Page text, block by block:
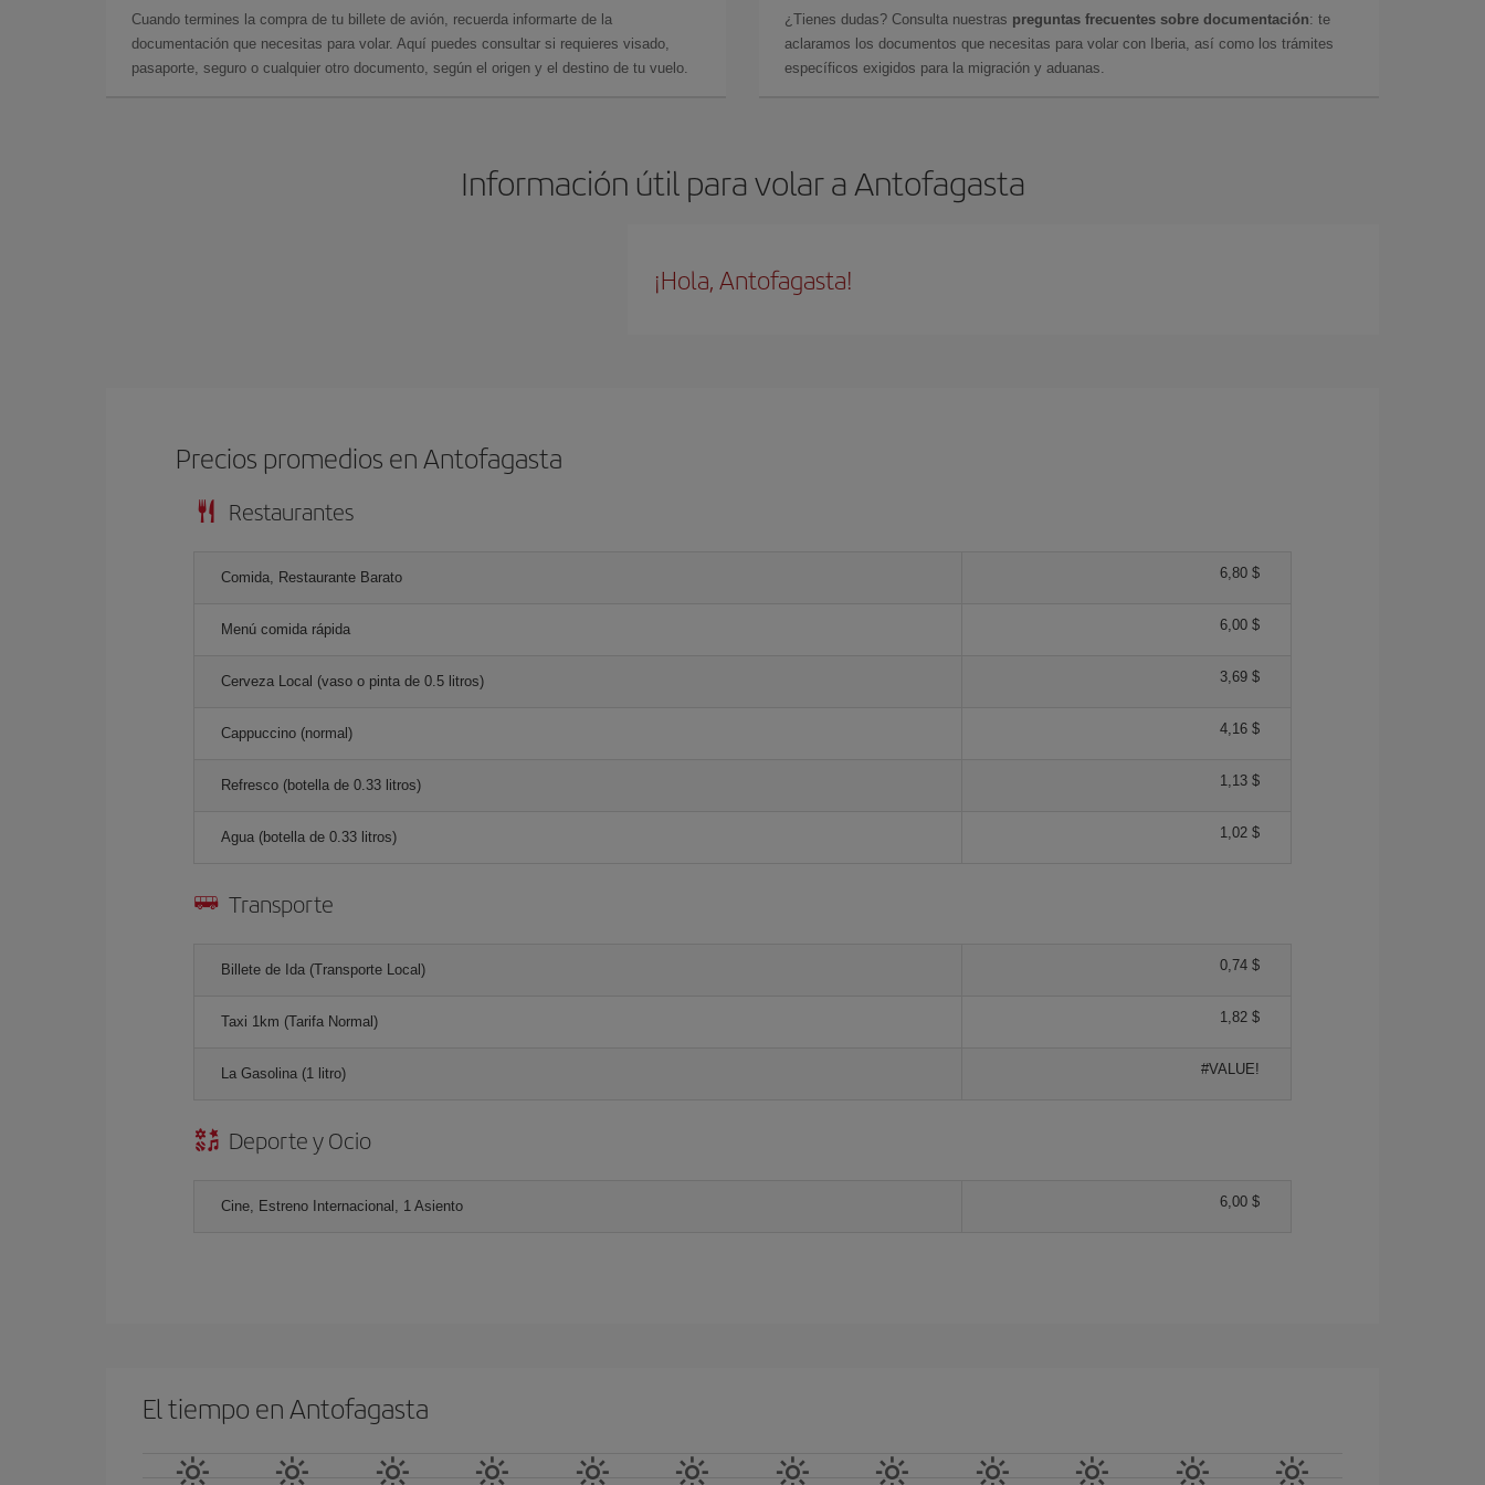
Cuando termines la compra de tu billete de avión, recuerda informarte de la
documentación que necesitas para volar. Aquí puedes consultar si requieres visado,
pasaporte, seguro o cualquier otro documento, según el origen y el destino de tu vuelo.
¿Tienes dudas? Consulta nuestras preguntas frecuentes sobre documentación: te
aclaramos los documentos que necesitas para volar con Iberia, así como los trámites
específicos exigidos para la migración y aduanas.
Información útil para volar a Antofagasta
¡Hola, Antofagasta!
Precios promedios en Antofagasta
Restaurantes
Comida, Restaurante Barato 6,80 $
Menú comida rápida 6,00 $
Cerveza Local (vaso o pinta de 0.5 litros) 3,69 $
Cappuccino (normal) 4,16 $
Refresco (botella de 0.33 litros) 1,13 $
Agua (botella de 0.33 litros) 1,02 $
Transporte
Billete de Ida (Transporte Local) 0,74 $
Taxi 1km (Tarifa Normal) 1,82 $
La Gasolina (1 litro) #VALUE!
Deporte y Ocio
Cine, Estreno Internacional, 1 Asiento 6,00 $
El tiempo en Antofagasta